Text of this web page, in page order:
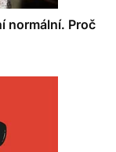
normální. Proč